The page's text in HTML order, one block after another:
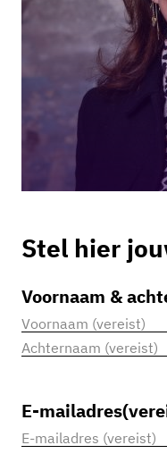
Stel hier
Voornaam &
Voornaam
E-mailadres